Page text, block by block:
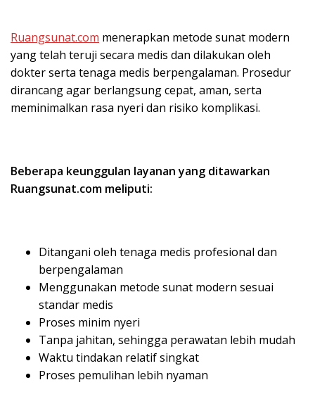
Ruangsunat.com menerapkan metode sunat modern
yang telah teruji secara medis dan dilakukan oleh
dokter serta tenaga medis berpengalaman. Prosedur
dirancang agar berlangsung cepat, aman, serta
meminimalkan rasa nyeri dan risiko komplikasi.
Beberapa keunggulan layanan yang ditawarkan
Ruangsunat.com meliputi:
Ditangani oleh tenaga medis profesional dan
berpengalaman
Menggunakan metode sunat modern sesuai
standar medis
Proses minim nyeri
Tanpa jahitan, sehingga perawatan lebih mudah
Waktu tindakan relatif singkat
Proses pemulihan lebih nyaman